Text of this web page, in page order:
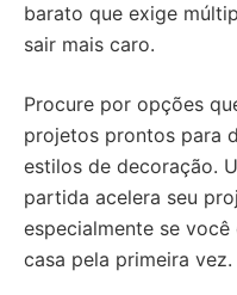
barato que exige
sair mais caro.
Procure por opções
projetos prontos para
estilos de decoração.
partida acelera seu
especialmente se
casa pela primeira vez.